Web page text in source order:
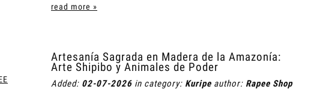
read more »
Artesanía Sagrada en Madera de la Amazonía:
Arte Shipibo y Animales de Poder
Added: 02-07-2026 in category: Kuripe author: Rapee Shop